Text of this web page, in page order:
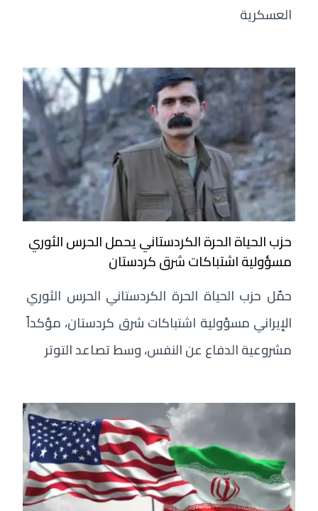
العسكرية
حزب الحياة الحرة الكردستاني يحمل الحرس الثوري
مسؤولية اشتباكات شرق كردستان
حمّل حزب الحياة الحرة الكردستاني الحرس الثوري
الإيراني مسؤولية اشتباكات شرق كردستان، مؤكداً
مشروعية الدفاع عن النفس، وسط تصاعد التوتر